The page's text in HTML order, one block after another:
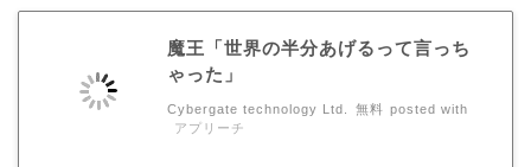
魔王「世界の半分あげるって言っち
ゃった」
Cybergate technology Ltd. 無料 posted with
アプリーチ